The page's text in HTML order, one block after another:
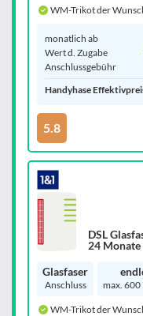
WM-Trikot der
monatlich ab
Wert d. Zugabe
Anschluss­gebühr
Handyhase
5.8
DSL
24 Monate
Glasfaser
Anschluss max.
WM-Trikot der